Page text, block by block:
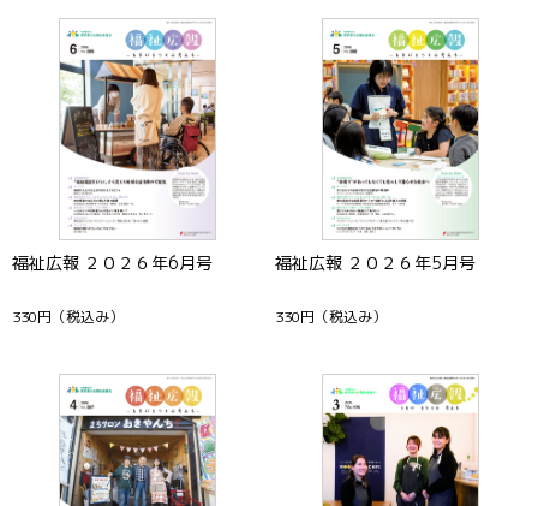
福祉広報 ２０２６年6月号
330円 （税込み）
福祉広報 ２０２６年5月号
330円 （税込み）